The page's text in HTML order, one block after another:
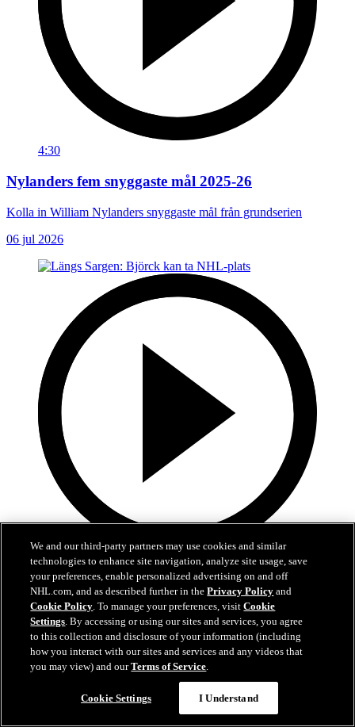
4:30
Nylanders fem snyggaste mål 2025-26
Kolla in William Nylanders snyggaste mål från grundserien
06 jul 2026
6:34
Längs Sargen: Björck kan ta NHL-plats
Ekholm om Björcks chanser till spel direkt med Jets
07 jul 2026
We and our third-party partners may use cookies and similar
technologies to enhance site navigation, analyze site usage, save
your preferences, enable personalized advertising on and off
NHL.com, and as described further in thePrivacy Policy and
Cookie Policy. To manage your preferences, visitCookie
Settings. By accessing or using our sites and services, you agree
to this collection and disclosure of your information (including
how you interact with our sites and services and any videos that
you may view) and ourTerms of Service.
Cookie Settings I Understand